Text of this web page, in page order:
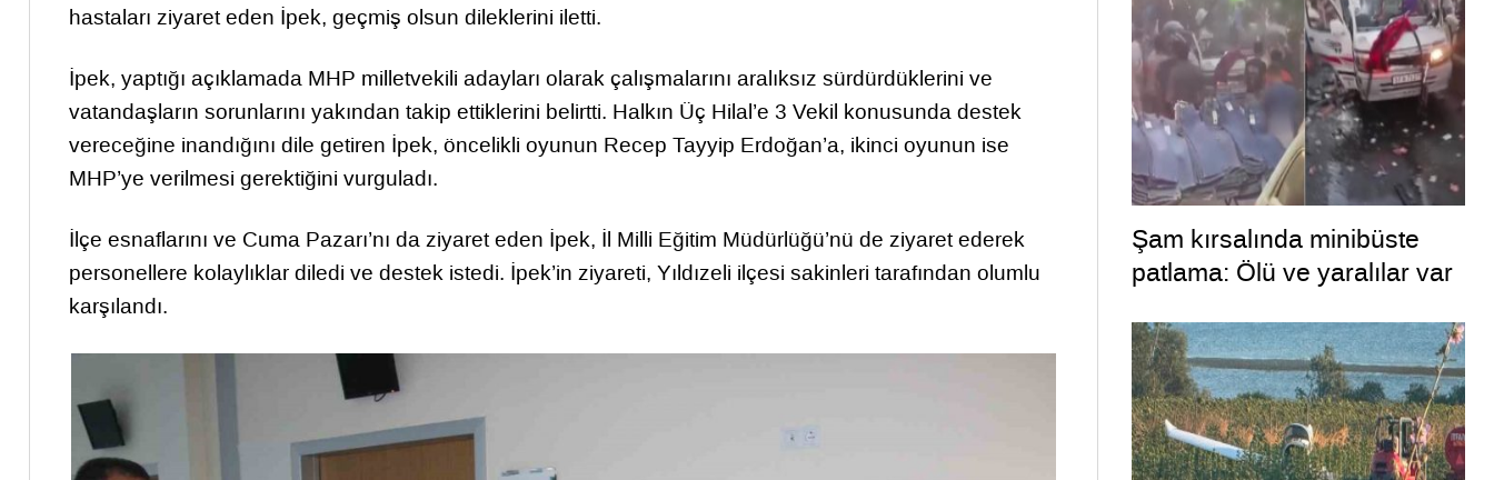
hastaları ziyaret eden İpek, geçmiş olsun dileklerini iletti.
İpek, yaptığı açıklamada MHP milletvekili adayları olarak çalışmalarını aralıksız sürdürdüklerini ve
vatandaşların sorunlarını yakından takip ettiklerini belirtti. Halkın Üç Hilal’e 3 Vekil konusunda destek
vereceğine inandığını dile getiren İpek, öncelikli oyunun Recep Tayyip Erdoğan’a, ikinci oyunun ise
MHP’ye verilmesi gerektiğini vurguladı.
İlçe esnaflarını ve Cuma Pazarı’nı da ziyaret eden İpek, İl Milli Eğitim Müdürlüğü’nü de ziyaret ederek
personellere kolaylıklar diledi ve destek istedi. İpek’in ziyareti, Yıldızeli ilçesi sakinleri tarafından olumlu
karşılandı.
Şam kırsalında minibüste
patlama: Ölü ve yaralılar var